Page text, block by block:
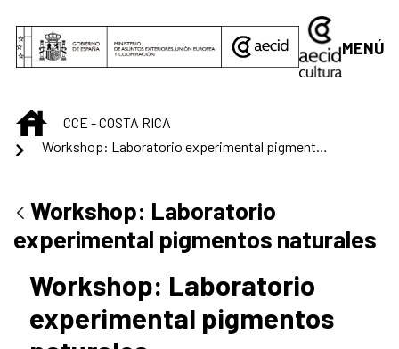
MENÚ
INICIO
CCE - COSTA RICA
Workshop: Laboratorio
experimental pigmentos naturales
Workshop: Laboratorio
experimental pigmentos